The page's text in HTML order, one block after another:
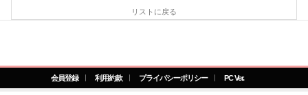
リストに戻る
会員登録 利用約款 プライバシーポリシー PC Ver.